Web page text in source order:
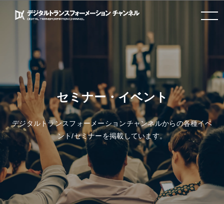
toggle navigation
セミナー・イベント
デジタルトランスフォーメーションチャンネルからの各種イベ
ント/セミナーを掲載しています。